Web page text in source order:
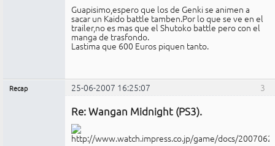
Guapisimo,espero que los de Genki se animen a
sacar un Kaido battle tamben.Por lo que se ve en el
trailer,no es mas que el Shutoko battle pero con el
manga de trasfondo.
Lastima que 600 Euros piquen tanto.
3
Recap 25-06-2007 16:25:07
Re: Wangan Midnight (PS3).